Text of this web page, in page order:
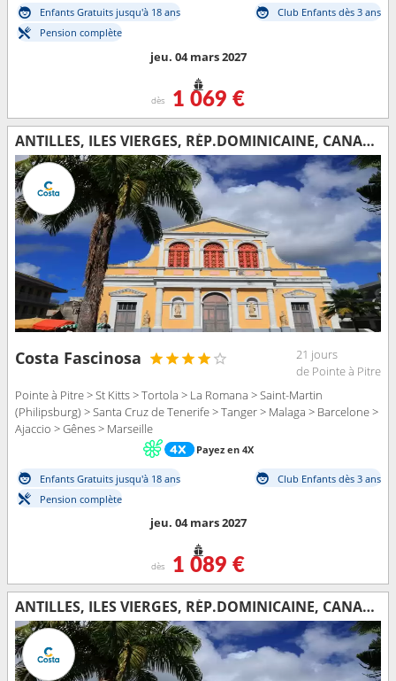
Enfants Gratuits jusqu'à 18 ans
Club Enfants dès 3 ans
Pension complète
jeu. 04 mars 2027
dès 1 069 €
ANTILLES, ILES VIERGES, RÉP.DOMINICAINE, CANARIES, MAROC, ESPAGNE, CORSE (FRANCE), ITALIE, FRANCE
Costa Fascinosa
21 jours
de Pointe à Pitre
Pointe à Pitre > St Kitts > Tortola > La Romana > Saint-Martin
(Philipsburg) > Santa Cruz de Tenerife > Tanger > Malaga > Barcelone >
Ajaccio > Gênes > Marseille
Payez en 4X
Enfants Gratuits jusqu'à 18 ans
Club Enfants dès 3 ans
Pension complète
jeu. 04 mars 2027
dès 1 089 €
ANTILLES, ILES VIERGES, RÉP.DOMINICAINE, CANARIES, MAROC, ESPAGNE, CORSE (FRANCE), ITALIE